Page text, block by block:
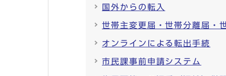
国外からの転入
世帯主変更届・世帯分離届・
オンラインによる転出手続
市民課事前申請システム